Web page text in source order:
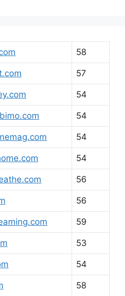
58
57
54
54
54
54
56
56
59
53
54
58